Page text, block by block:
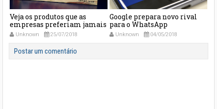
Veja os produtos que as
empresas preferiam jamais
ter tirado o projeto do papel
Unknown 25/07/2018
Google prepara novo rival
para o WhatsApp
Unknown 04/05/2018
Postar um comentário